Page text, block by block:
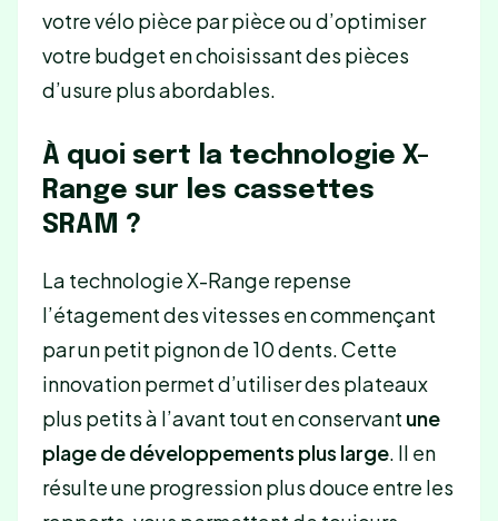
votre vélo pièce par pièce ou d’optimiser
votre budget en choisissant des pièces
d’usure plus abordables.
À quoi sert la technologie X-
Range sur les cassettes
SRAM ?
La technologie X-Range repense
l’étagement des vitesses en commençant
par un petit pignon de 10 dents. Cette
innovation permet d’utiliser des plateaux
plus petits à l’avant tout en conservant une
plage de développements plus large. Il en
résulte une progression plus douce entre les